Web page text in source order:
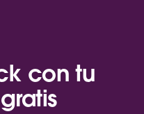
con tu